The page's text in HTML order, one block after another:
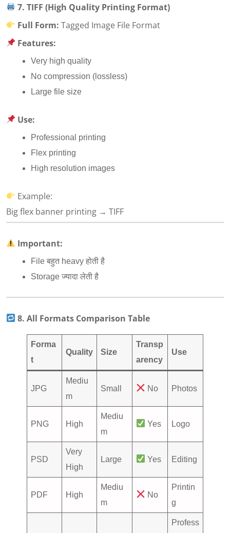
7. TIFF (High Quality Printing Format)
Full Form: Tagged Image File Format
Features:
Very high quality
No compression (lossless)
Large file size
Use:
Professional printing
Flex printing
High resolution images
Example:
Big flex banner printing → TIFF
Important:
File बहुत heavy होती है
Storage ज्यादा लेती है
8. All Formats Comparison Table
Forma
t
Quality Size
Transp
arency
Use
JPG
Mediu
m
Small No Photos
PNG High
Mediu
m
Yes Logo
PSD
Very
High
Large Yes Editing
PDF High
Mediu
m
No
Printin
g
Profess